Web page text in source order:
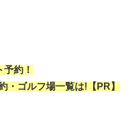
約！
・ゴルフ場一覧は!【PR】